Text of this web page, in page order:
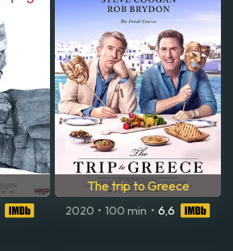
The trip to Greece
2020 • 100 min • 6,6